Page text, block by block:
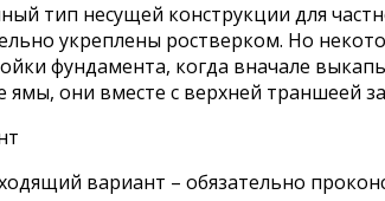
тип несущей конструкции для
укреплены ростверком. Но
фундамента, когда вначале
они вместе с верхней траншеей
вариант – обязательно